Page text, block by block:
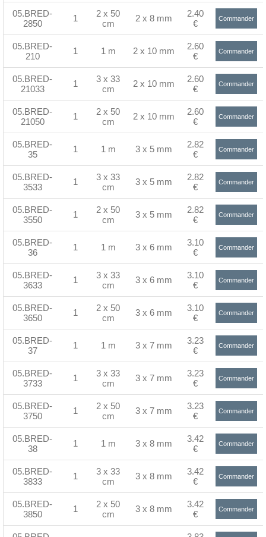
05.BRED-
2850
1
2 x 50
cm
2 x 8 mm
2.40
€
Commander
05.BRED-
210
1 1 m 2 x 10 mm
2.60
€
Commander
05.BRED-
21033
1
3 x 33
cm
2 x 10 mm
2.60
€
Commander
05.BRED-
21050
1
2 x 50
cm
2 x 10 mm
2.60
€
Commander
05.BRED-
35
1 1 m 3 x 5 mm
2.82
€
Commander
05.BRED-
3533
1
3 x 33
cm
3 x 5 mm
2.82
€
Commander
05.BRED-
3550
1
2 x 50
cm
3 x 5 mm
2.82
€
Commander
05.BRED-
36
1 1 m 3 x 6 mm
3.10
€
Commander
05.BRED-
3633
1
3 x 33
cm
3 x 6 mm
3.10
€
Commander
05.BRED-
3650
1
2 x 50
cm
3 x 6 mm
3.10
€
Commander
05.BRED-
37
1 1 m 3 x 7 mm
3.23
€
Commander
05.BRED-
3733
1
3 x 33
cm
3 x 7 mm
3.23
€
Commander
05.BRED-
3750
1
2 x 50
cm
3 x 7 mm
3.23
€
Commander
05.BRED-
38
1 1 m 3 x 8 mm
3.42
€
Commander
05.BRED-
3833
1
3 x 33
cm
3 x 8 mm
3.42
€
Commander
05.BRED-
3850
1
2 x 50
cm
3 x 8 mm
3.42
€
Commander